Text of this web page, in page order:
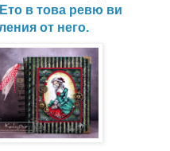
Ето в това ревю ви
от него.